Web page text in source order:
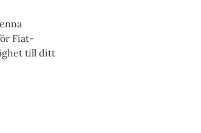
Fiat-
till ditt